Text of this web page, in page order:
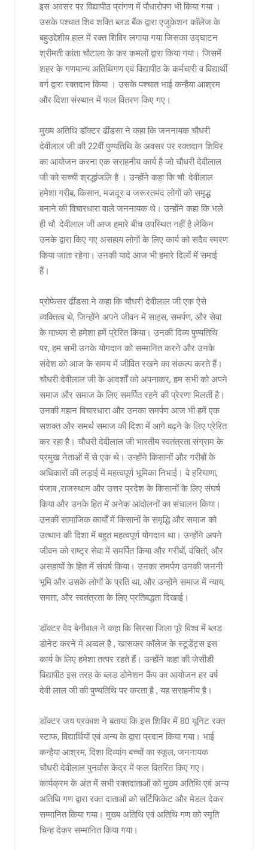
इस अवसर पर विद्यापीठ प्रांगण में पौधारोपण भी किया गया ।
उसके पश्चात शिव शक्ति ब्लड बैंक द्वारा एजुकेशन कॉलेज के
बहुउद्देशीय हाल में रक्त शिविर लगाया गया जिसका उद्घाटन
श्रीमती कांता चौटाला के कर कमलों द्वारा किया गया। जिसमें
शहर के गणमान्य अतिथिगण एवं विद्यापीठ के कर्मचारी व विद्यार्थी
वर्ग द्वारा रक्तदान किया । उसके पश्चात भाई कन्हैया आश्रम
और दिशा संस्थान में फल वितरण किए गए।
मुख्य अतिथि डॉक्टर ढींडसा ने कहा कि जननायक चौधरी
देवीलाल जी की 22वीं पुण्यतिथि के अवसर पर रक्तदान शिविर
का आयोजन करना एक सराहनीय कार्य है जो चौधरी देवीलाल
जी को सच्ची श्रद्धांजलि है । उन्होंने कहा कि चौ. देवीलाल
हमेशा गरीब, किसान, मजदूर व जरूरतमंद लोगों को समृद्ध
बनाने की विचारधारा वाले जननायक थे। उन्होंने कहा कि भले
ही चौ. देवीलाल जी आज हमारे बीच उपस्थित नहीं है लेकिन
उनके द्वारा किए गए असहाय लोगों के लिए कार्य को सदैव स्मरण
किया जाता रहेगा। उनकी यादे आज भी हमारे दिलों में समाई
हैं।
प्रोफेसर ढींडसा ने कहा कि चौधरी देवीलाल जी एक ऐसे
व्यक्तित्व थे, जिन्होंने अपने जीवन में साहस, समर्पण, और सेवा
के माध्यम से हमेशा हमें प्रेरित किया। उनकी दिव्य पुण्यतिथि
पर, हम सभी उनके योगदान को सम्मानित करने और उनके
संदेश को आज के समय में जीवित रखने का संकल्प करते हैं।
चौधरी देवीलाल जी के आदर्शों को अपनाकर, हम सभी को अपने
समाज और समाज के लिए समर्पित रहने की प्रेरणा मिलती है।
उनकी महान विचारधारा और उनका समर्पण आज भी हमें एक
सशक्त और समर्थ समाज की दिशा में आगे बढ़ने के लिए प्रेरित
कर रहा है। चौधरी देवीलाल जी भारतीय स्वतंत्रता संग्राम के
प्रमुख नेताओं में से एक थे। उन्होंने किसानों और गरीबों के
अधिकारों की लड़ाई में महत्वपूर्ण भूमिका निभाई। वे हरियाणा,
पंजाब ,राजस्थान और उत्तर प्रदेश के किसानों के लिए संघर्ष
किया और उनके हित में अनेक आंदोलनों का संचालन किया।
उनकी सामाजिक कार्यों में किसानों के समृद्धि और समाज को
उत्थान की दिशा में बहुत महत्वपूर्ण योगदान था। उन्होंने अपने
जीवन को राष्ट्र सेवा में समर्पित किया और गरीबों, वंचितों, और
असहायों के हित में संघर्ष किया। उनका समर्पण उनकी जननी
भूमि और उसके लोगों के प्रति था, और उन्होंने समाज में न्याय,
समता, और स्वतंत्रता के लिए प्रतिबद्धता दिखाई।
डॉक्टर वेद बेनीवाल ने कहा कि सिरसा जिला पूरे विश्व में ब्लड
डोनेट करने में अव्वल है , खासकर कॉलेज के स्टूडेंट्स इस
कार्य के लिए हमेशा तत्पर रहते हैं। उन्होंने कहा की जेसीडी
विद्यापीठ इस तरह के ब्लड डोनेशन कैंप का आयोजन हर वर्ष
देवी लाल जी की पुण्यतिथि पर करता है , यह सराहनीय है।
डॉक्टर जय प्रकाश ने बताया कि इस शिविर में 80 यूनिट रक्त
स्टाफ, विद्यार्थियों एवं अन्य के द्वारा प्रदान किया गया। भाई
कन्हैया आश्रम, दिशा दिव्यांग बच्चों का स्कूल, जननायक
चौधरी देवीलाल पुनर्वास केंद्र में फल वितरित किए गए।
कार्यक्रम के अंत में सभी रक्तदाताओं को मुख्य अतिथि एवं अन्य
अतिथि गण द्वारा रक्त दाताओं को सर्टिफिकेट और मेडल देकर
सम्मानित किया गया। मुख्य अतिथि एवं अतिथि गण को स्मृति
चिन्ह देकर सम्मानित किया गया।